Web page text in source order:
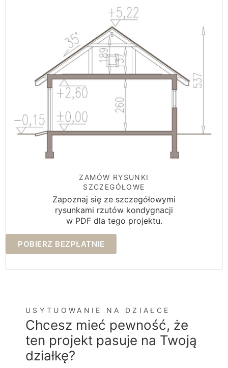
ZAMÓW RYSUNKI
SZCZEGÓŁOWE
Zapoznaj się ze szczegółowymi
rysunkami rzutów kondygnacji
w PDF dla tego projektu.
POBIERZ BEZPŁATNIE
USYTUOWANIE NA DZIAŁCE
Chcesz mieć pewność, że
ten projekt pasuje na Twoją
działkę?